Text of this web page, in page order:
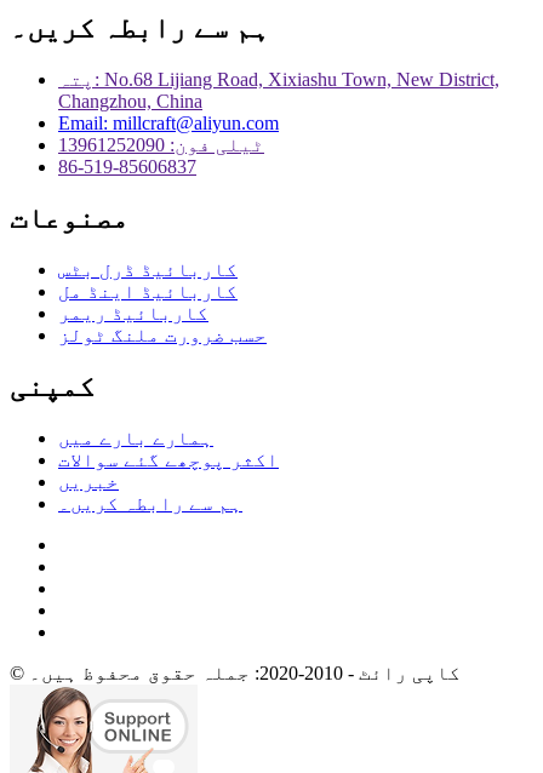
ہم سے رابطہ کریں۔
پتہ: No.68 Lijiang Road, Xixiashu Town, New District,
Changzhou, China
Email: millcraft@aliyun.com
ٹیلی فون: 13961252090
86-519-85606837
مصنوعات
کاربائیڈ ڈرل بٹس
کاربائیڈ اینڈ مل
کاربائیڈ ریمر
حسب ضرورت ملنگ ٹولز
کمپنی
ہمارے بارے میں
اکثر پوچھے گئے سوالات
خبریں
ہم سے رابطہ کریں۔
© کاپی رائٹ - 2010-2020: جملہ حقوق محفوظ ہیں۔